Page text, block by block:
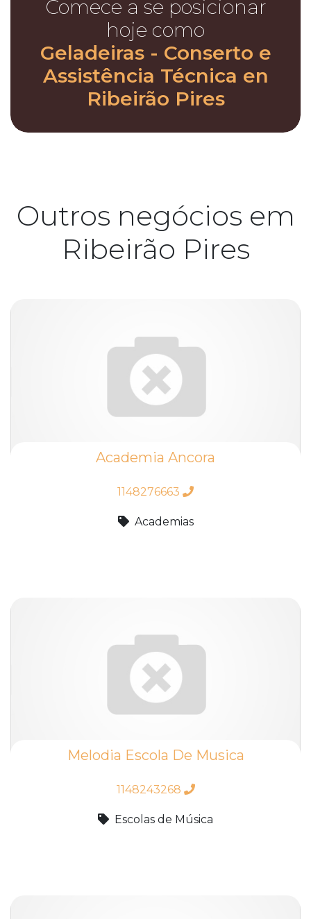
Comece a se posicionar
hoje como
Geladeiras - Conserto e
Assistência Técnica en
Ribeirão Pires
Outros negócios em
Ribeirão Pires
Academia Ancora
1148276663
Academias
Melodia Escola De Musica
1148243268
Escolas de Música